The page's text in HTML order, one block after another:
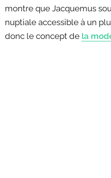
montre que Jacquemus
nuptiale accessible à un
donc le concept de la